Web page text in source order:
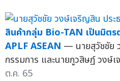
สินค้ากลุ่ม Bio-TAN เป็นมิต
APLF ASEAN — นายสุวัชชัย
กรรมการ และนายภูวสิษฏ์ วงษ์
ต.ค. 65